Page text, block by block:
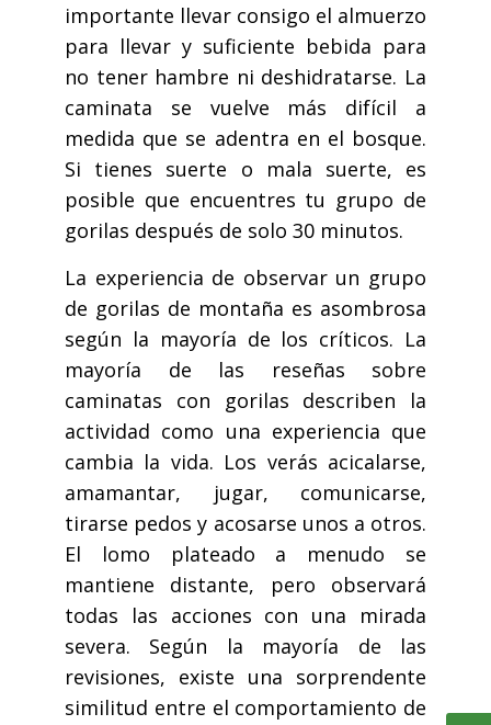
importante llevar consigo el almuerzo
para llevar y suficiente bebida para
no tener hambre ni deshidratarse. La
caminata se vuelve más difícil a
medida que se adentra en el bosque.
Si tienes suerte o mala suerte, es
posible que encuentres tu grupo de
gorilas después de solo 30 minutos.
La experiencia de observar un grupo
de gorilas de montaña es asombrosa
según la mayoría de los críticos. La
mayoría de las reseñas sobre
caminatas con gorilas describen la
actividad como una experiencia que
cambia la vida. Los verás acicalarse,
amamantar, jugar, comunicarse,
tirarse pedos y acosarse unos a otros.
El lomo plateado a menudo se
mantiene distante, pero observará
todas las acciones con una mirada
severa. Según la mayoría de las
revisiones, existe una sorprendente
similitud entre el comportamiento de